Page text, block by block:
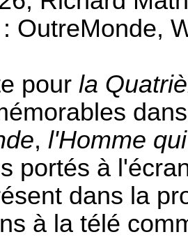
OutreMonde,
pourla
,l'Homme
portés à
dans la
à la télé